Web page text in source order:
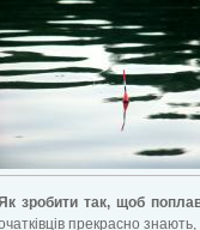
зробити так, щоб
прекрасно